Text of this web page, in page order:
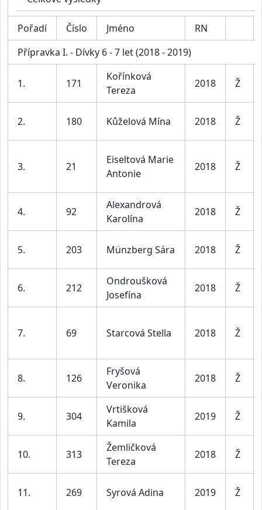
Pořadí Číslo Jméno
RN
Přípravka I. - Dívky 6 - 7 let (2018 - 2019)
1. 171
Kořínková
Tereza
2018 Ž
2. 180 Kůželová Mína 2018 Ž
3. 21
Eiseltová Marie
Antonie
2018 Ž
4. 92
Alexandrová
Karolína
2018 Ž
5. 203 Münzberg Sára 2018 Ž
6. 212
Ondroušková
Josefína
2018 Ž
7. 69 Starcová Stella 2018 Ž
8. 126
Fryšová
Veronika
2018 Ž
9. 304
Vrtišková
Kamila
2019 Ž
10. 313
Žemličková
Tereza
2018 Ž
11. 269 Syrová Adina 2019 Ž